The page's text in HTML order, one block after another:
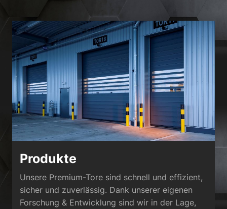
Produkte
Unsere Premium-Tore sind schnell und effizient,
sicher und zuverlässig. Dank unserer eigenen
Forschung & Entwicklung sind wir in der Lage,